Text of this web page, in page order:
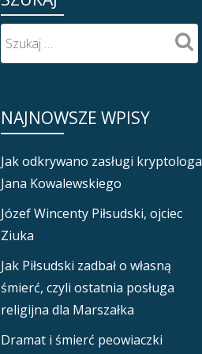
NAJNOWSZE WPISY
Jak odkrywano zasługi kryptologa
Jana Kowalewskiego
Józef Wincenty Piłsudski, ojciec
Ziuka
Jak Piłsudski zadbał o własną
śmierć, czyli ostatnia posługa
religijna dla Marszałka
Dramat i śmierć peowiaczki